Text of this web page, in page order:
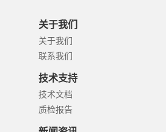
关于我们
关于我们
联系我们
技术支持
技术文档
质检报告